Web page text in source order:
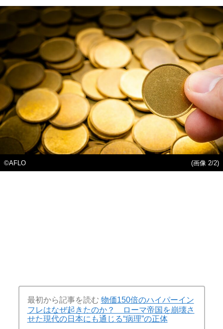
©AFLO (画像 2/2)
最初から記事を読む 物価150倍のハイパーイン
フレはなぜ起きたのか？ ローマ帝国を崩壊さ
せた現代の日本にも通じる“病理”の正体